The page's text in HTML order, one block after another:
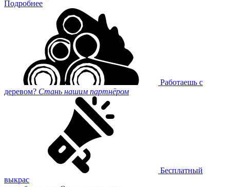
Подробнее
Работаешь с
деревом? Стань нашим партнёром
Бесплатный
выкрас